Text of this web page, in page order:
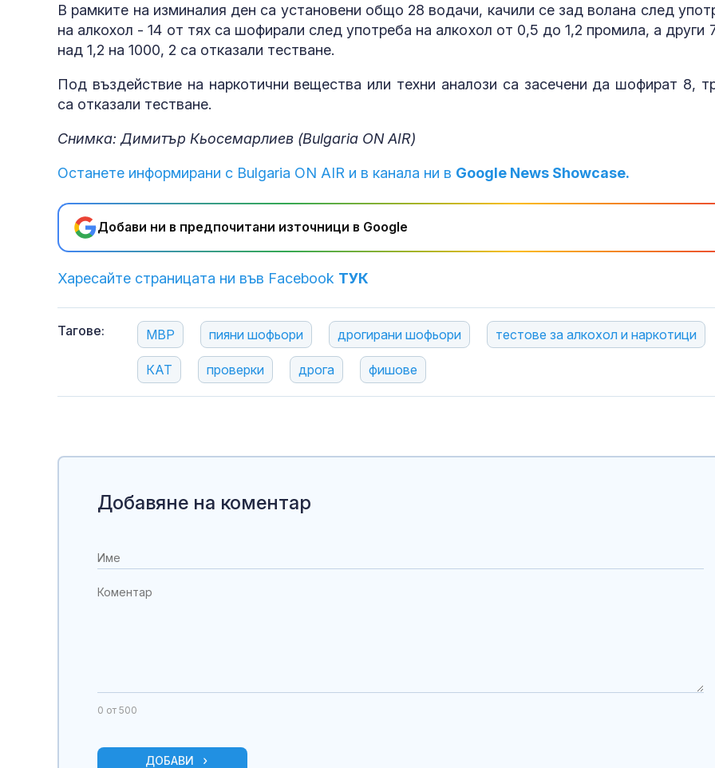
В рамките на изминалия ден са установени общо 28 водачи, качили се зад волана след
на алкохол - 14 от тях са шофирали след употреба на алкохол от 0,5 до 1,2 промила, а други
над 1,2 на 1000, 2 са отказали тестване.
Под въздействие на наркотични вещества или техни аналози са засечени да шофират 8,
са отказали тестване.
Снимка: Димитър Кьосемарлиев (Bulgaria ON AIR)
Останете информирани с Bulgaria ON AIR и в канала ни в Google News Showcase.
Добави ни в предпочитани източници в Google
Харесайте страницата ни във Facebook ТУК
Тагове: МВР пияни шофьори дрогирани шофьори тестове за алкохол и наркотици
КАТ проверки дрога фишове
Добавяне на коментар
0 от 500
ДОБАВИ